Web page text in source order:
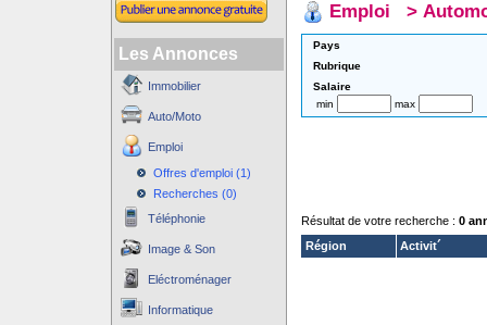
Les Annonces
Immobilier
Auto/Moto
Emploi
Offres d'emploi (1)
Recherches (0)
Téléphonie
Image & Son
Eléctroménager
Informatique
Emploi >
Pays
Rubrique
Salaire
min
max
Résultat de votre recherche : 0
Région
Activit´